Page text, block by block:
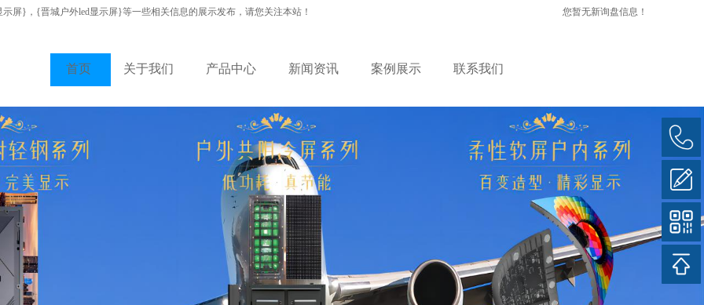
屏}，{晋城户外led显示屏}等一些相关信息的展示发布，请您关注本站！ 您暂无新询盘信息！
首页 关于我们 产品中心 新闻资讯 案例展示 联系我们